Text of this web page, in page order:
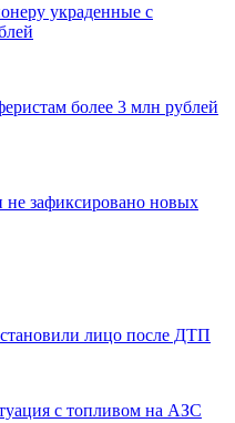
украденные с
более 3 млн рублей
не зафиксировано новых
лицо после ДТП
с топливом на АЗС